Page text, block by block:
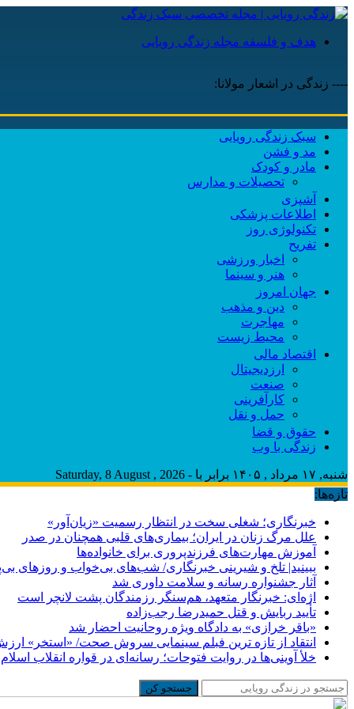
هدف و فلسفه مجله زندگی رویایی
---- زندگی در اشعار مولانا:
سبک زندگی رویایی
مد و فشن
مادر و کودک
تحصیلات و مدارس
آشپزی
اطلاعات پزشکی
تکنولوژی روز
تفریح
اخبار ورزشی
هنر و سینما
جهان امروز
دین و مذهب
مهاجرت
محیط زیست
اقتصاد مالی
ارزدیجیتال
صنعت
کارآفرینی
حمل و نقل
حقوق و قضا
زندگی با وب
شنبه, ۱۷ مرداد , ۱۴۰۵ برابر با - Saturday, 8 August , 2026
تازه‌ها:
خبرنگاری؛ شغلی سخت در انتظار رسمیت «زیان‌آور»
علل مرگ زنان در ایران؛ بیماری‌های قلبی همچنان در صدر
آموزش مهارت‌های فرزندپروری برای خانواده‌ها
ببینید| تلخ و شیرینی خبرنگاری/‌ شب‌های بی‌خواب و روزهای
آثار جشنواره رسانه و سلامت داوری شد
اژه‌ای: خبرنگار متعهد، هم‌سنگر رزمندگان پشت لانچر است
تأیید ربایش و قتل حمیدرضا رجب‌زاده
«باقر خرازی» به دادگاه ویژه روحانیت احضار شد
انتقاد از تازه ترین فبلم سینمایی سروش صحت/ «استخر»
خلأ آوینی‌ها در روایت فتوحات؛ رسانه‌ای در قواره انقلاب اسلام
جستجو کن